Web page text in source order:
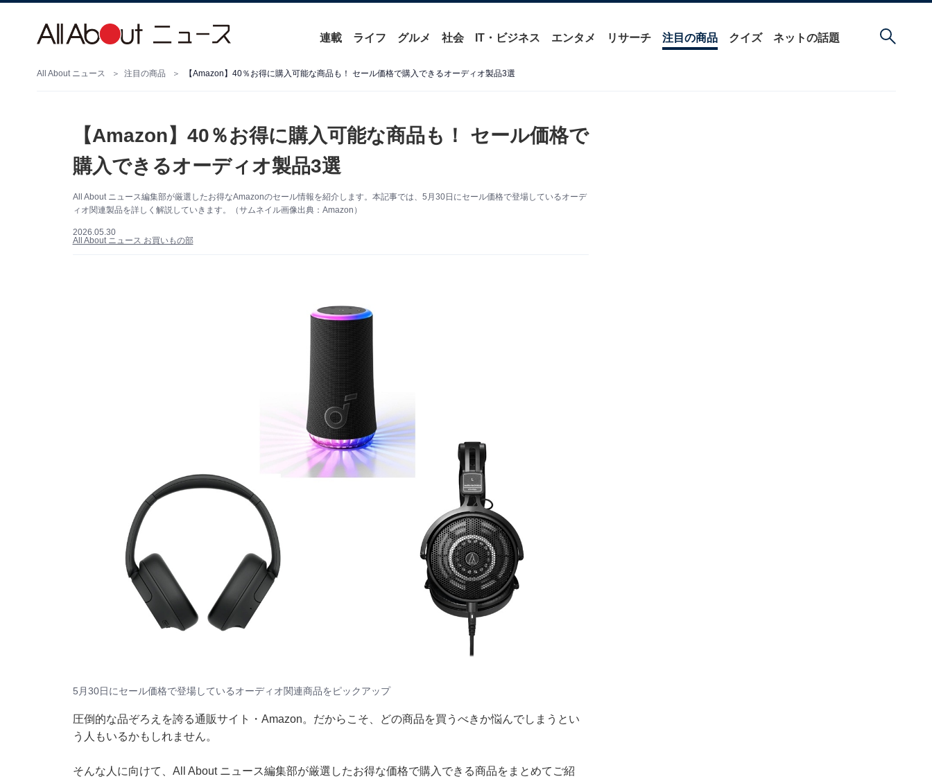
連載 ライフ グルメ 社会 IT・ビジネス エンタメ リサーチ 注目の商品 クイズ ネットの話題
All About ニュース 注目の商品 【Amazon】40％お得に購入可能な商品も！ セール価格で購入できるオーディオ製品3選
【Amazon】40％お得に購入可能な商品も！ セール価格で
購入できるオーディオ製品3選
All About ニュース編集部が厳選したお得なAmazonのセール情報を紹介します。本記事では、5月30日にセール価格で登場しているオーデ
ィオ関連製品を詳しく解説していきます。（サムネイル画像出典：Amazon）
2026.05.30
All About ニュース お買いもの部
5月30日にセール価格で登場しているオーディオ関連商品をピックアップ
圧倒的な品ぞろえを誇る通販サイト・Amazon。だからこそ、どの商品を買うべきか悩んでしまうとい
う人もいるかもしれません。
そんな人に向けて、All About ニュース編集部が厳選したお得な価格で購入できる商品をまとめてご紹